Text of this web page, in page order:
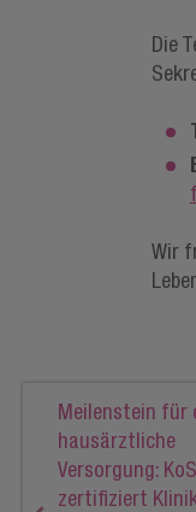
Die
Wir
Meilenstein für
hausärztliche
Versorgung:
zertifiziert